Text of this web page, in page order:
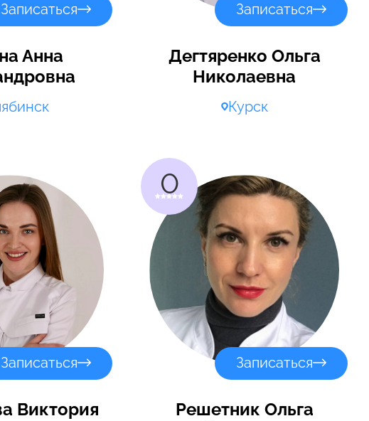
Записаться
Анна
Записаться
Дегтяренко Ольга
Николаевна
Курск
Записаться
Виктория
0
Записаться
Решетник Ольга